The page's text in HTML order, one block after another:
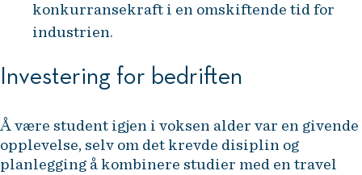
konkurransekraft i en omskiftende tid for
industrien.
Investering for bedriften
Å være student igjen i voksen alder var en givende
opplevelse, selv om det krevde disiplin og
planlegging å kombinere studier med en travel